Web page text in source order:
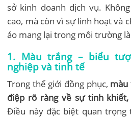
sở kinh doanh dịch vụ.
cao, mà còn vì sự linh hoạt và
áo mang lại trong môi trường
1. Màu trắng – biểu
nghiệp và tinh tế
Trong thế giới đồng phục, màu
điệp rõ ràng về sự tinh
Điều này đặc biệt quan trọng